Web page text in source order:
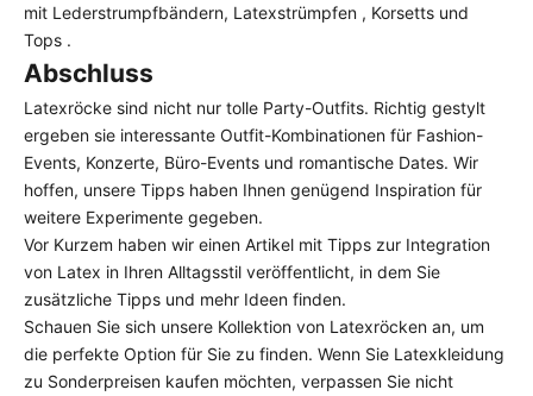
mit Lederstrumpfbändern, Latexstrümpfen , Korsetts und
Tops .
Abschluss
Latexröcke sind nicht nur tolle Party-Outfits. Richtig gestylt
ergeben sie interessante Outfit-Kombinationen für Fashion-
Events, Konzerte, Büro-Events und romantische Dates. Wir
hoffen, unsere Tipps haben Ihnen genügend Inspiration für
weitere Experimente gegeben.
Vor Kurzem haben wir einen Artikel mit Tipps zur Integration
von Latex in Ihren Alltagsstil veröffentlicht, in dem Sie
zusätzliche Tipps und mehr Ideen finden.
Schauen Sie sich unsere Kollektion von Latexröcken an, um
die perfekte Option für Sie zu finden. Wenn Sie Latexkleidung
zu Sonderpreisen kaufen möchten, verpassen Sie nicht